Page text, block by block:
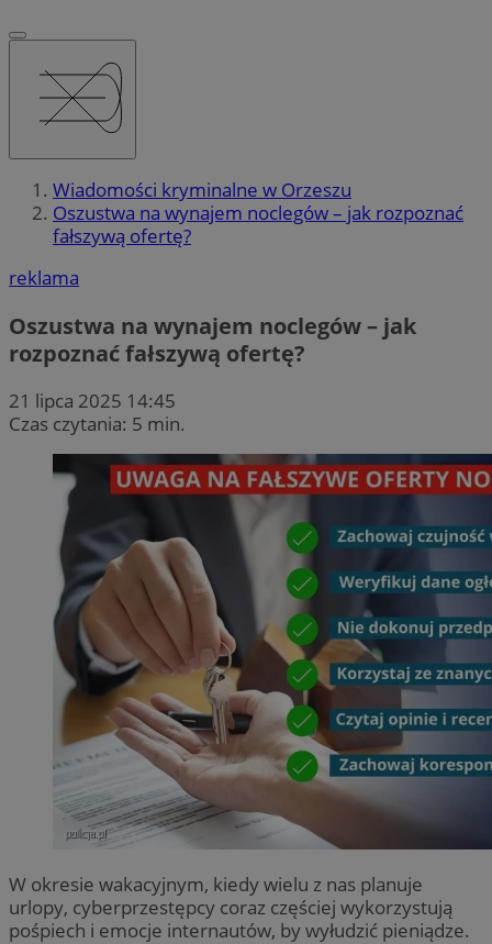
Wiadomości kryminalne w Orzeszu
Oszustwa na wynajem noclegów – jak rozpoznać
fałszywą ofertę?
reklama
Oszustwa na wynajem noclegów – jak
rozpoznać fałszywą ofertę?
21 lipca 2025 14:45
Czas czytania: 5 min.
W okresie wakacyjnym, kiedy wielu z nas planuje
urlopy, cyberprzestępcy coraz częściej wykorzystują
pośpiech i emocje internautów, by wyłudzić pieniądze.